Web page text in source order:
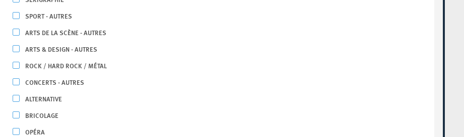
SPORT - AUTRES
ARTS DE LA SCÈNE - AUTRES
ARTS & DESIGN - AUTRES
ROCK / HARD ROCK / MÉTAL
CONCERTS - AUTRES
ALTERNATIVE
BRICOLAGE
OPÉRA